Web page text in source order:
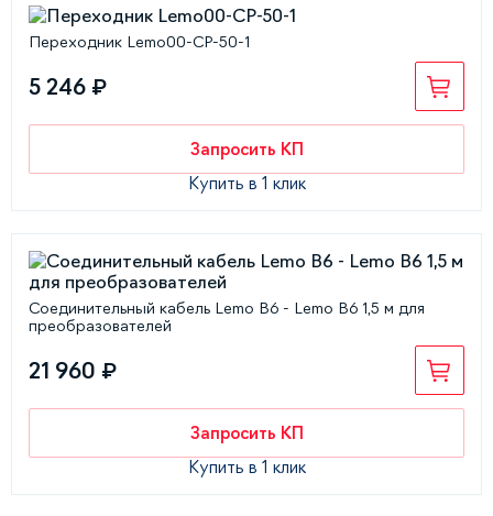
Переходник Lemo00-СР-50-1
5 246 ₽
Запросить КП
Купить в 1 клик
Соединительный кабель Lemo B6 - Lemo B6 1,5 м для
преобразователей
21 960 ₽
Запросить КП
Купить в 1 клик